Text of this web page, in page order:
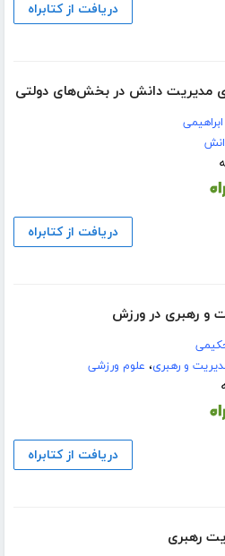
دریافت از کتابراه
مدیریت دانش در بخش‌های دولتی
ابراهیمی
دریافت از کتابراه
و رهبری در ورزش
و رهبری، علوم ورزشی
دریافت از کتابراه
رهبری